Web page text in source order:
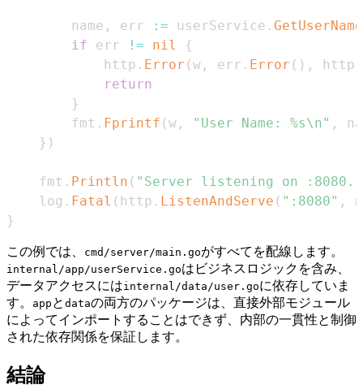
		name
, err := userService . GetUserName
if err != nil
{
			http
. Error (w , err . Error ( ) , http
return
}
		fmt
. Fprintf (w , "User Name: %s\n" ,
} )
	fmt
. Println ( "Server listening on
	log
. Fatal ( http . ListenAndServe ( ":8080" ,
}
この例では、 cmd/server/main.goがすべてを配線します。
internal/app/userService.goはビジネスロジックを含み、
データアクセスにはinternal/data/user.goに依存していま
す。
app と dataの両方のパッケージは、直接外部モジュール
によってインポートすることはできず、内部の一貫性と制御
された依存関係を保証します。
結論